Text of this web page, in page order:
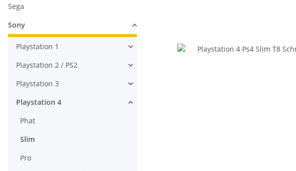
Sega
Sony
Playstation 1
Playstation 2 / PS2
Playstation 3
Playstation 4
Phat
Slim
Pro